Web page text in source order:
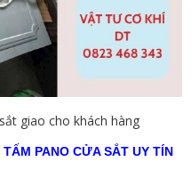
giao cho khách hàng
PANO CỬA SẮT UY TÍN